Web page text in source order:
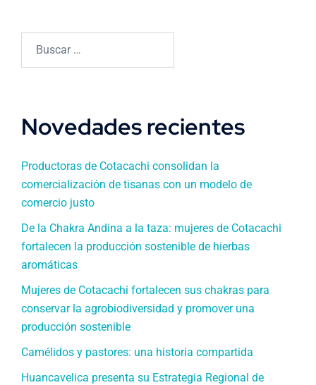
Novedades recientes
Productoras de Cotacachi consolidan la
comercialización de tisanas con un modelo de
comercio justo
De la Chakra Andina a la taza: mujeres de Cotacachi
fortalecen la producción sostenible de hierbas
aromáticas
Mujeres de Cotacachi fortalecen sus chakras para
conservar la agrobiodiversidad y promover una
producción sostenible
Camélidos y pastores: una historia compartida
Huancavelica presenta su Estrategia Regional de